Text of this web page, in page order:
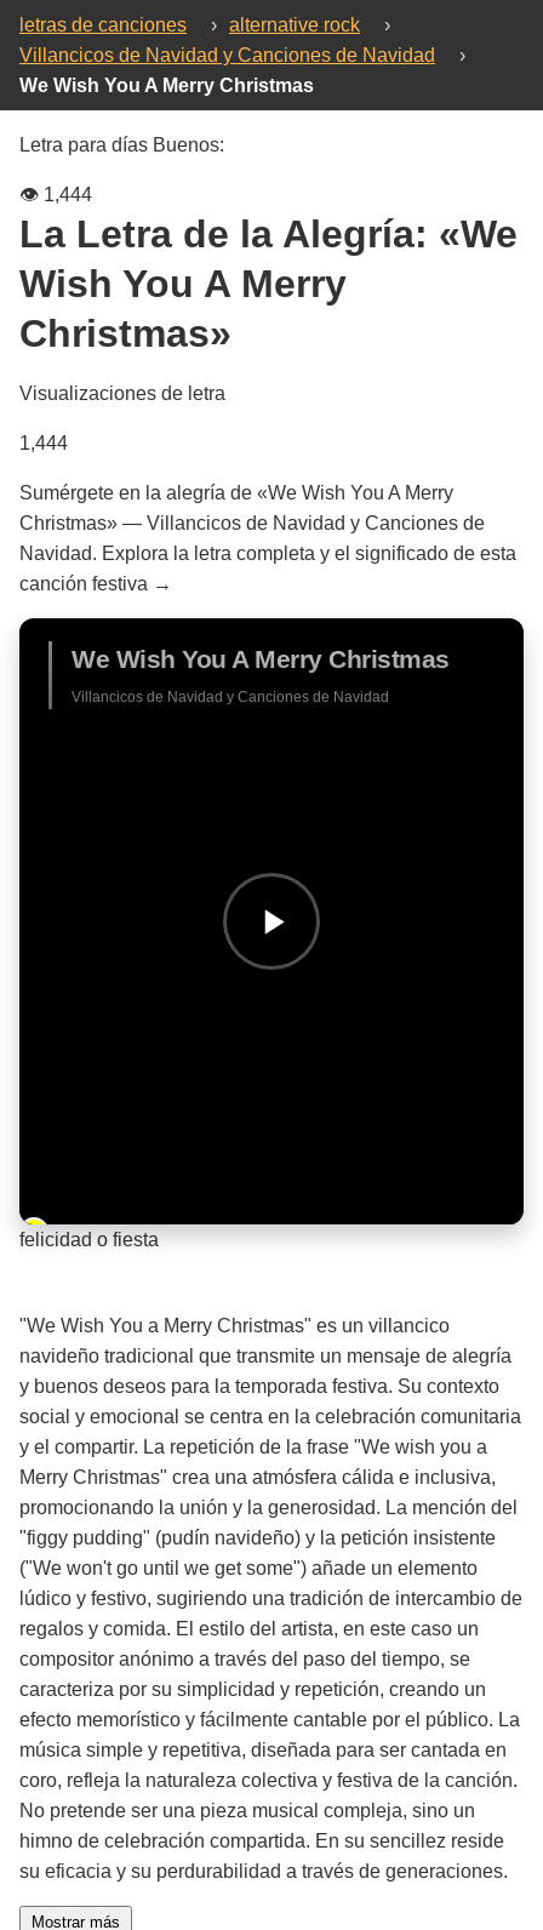
letras de canciones › alternative rock
›
Villancicos de Navidad y Canciones de Navidad
›
We Wish You A Merry Christmas
Letra para días Buenos:
👁️ 1,444
La Letra de la Alegría: «We
Wish You A Merry
Christmas»
Visualizaciones de letra
1,444
Sumérgete en la alegría de «We Wish You A Merry
Christmas» — Villancicos de Navidad y Canciones de
Navidad. Explora la letra completa y el significado de esta
canción festiva →
We Wish You A Merry Christmas
Villancicos de Navidad y Canciones de Navidad
Barra de progreso de la reproducción
felicidad o fiesta
"We Wish You a Merry Christmas" es un villancico
navideño tradicional que transmite un mensaje de alegría
y buenos deseos para la temporada festiva. Su contexto
social y emocional se centra en la celebración comunitaria
y el compartir. La repetición de la frase "We wish you a
Merry Christmas" crea una atmósfera cálida e inclusiva,
promocionando la unión y la generosidad. La mención del
"figgy pudding" (pudín navideño) y la petición insistente
("We won't go until we get some") añade un elemento
lúdico y festivo, sugiriendo una tradición de intercambio de
regalos y comida. El estilo del artista, en este caso un
compositor anónimo a través del paso del tiempo, se
caracteriza por su simplicidad y repetición, creando un
efecto memorístico y fácilmente cantable por el público. La
música simple y repetitiva, diseñada para ser cantada en
coro, refleja la naturaleza colectiva y festiva de la canción.
No pretende ser una pieza musical compleja, sino un
himno de celebración compartida. En su sencillez reside
su eficacia y su perdurabilidad a través de generaciones.